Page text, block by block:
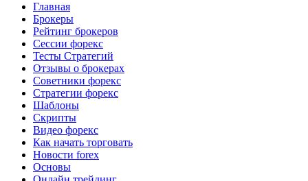
Главная
Брокеры
Рейтинг брокеров
Сессии форекс
Тесты Стратегий
Отзывы о брокерах
Советники форекс
Стратегии форекс
Шаблоны
Скрипты
Видео форекс
Как начать торговать
Новости forex
Основы